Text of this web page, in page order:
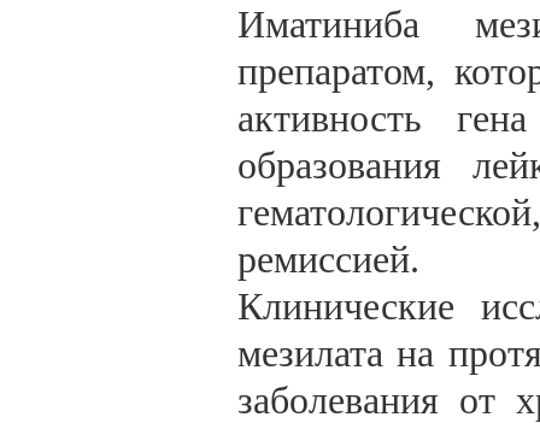
Иматиниба
препаратом,
активность
образования
ремиссией.
Клинические
мезилата на
заболевания от